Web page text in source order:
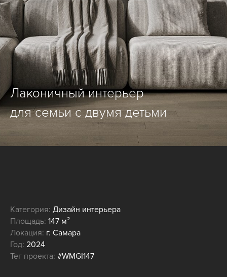
Лаконичный интерьер
для семьи с двумя детьми
Категория: Дизайн интерьера
Площадь: 147 м²
Локация: г. Самара
Год: 2024
Тег проекта: #WMGI147